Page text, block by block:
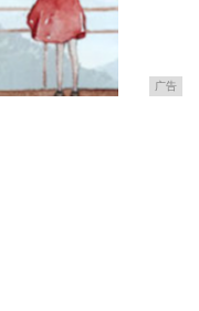
广告